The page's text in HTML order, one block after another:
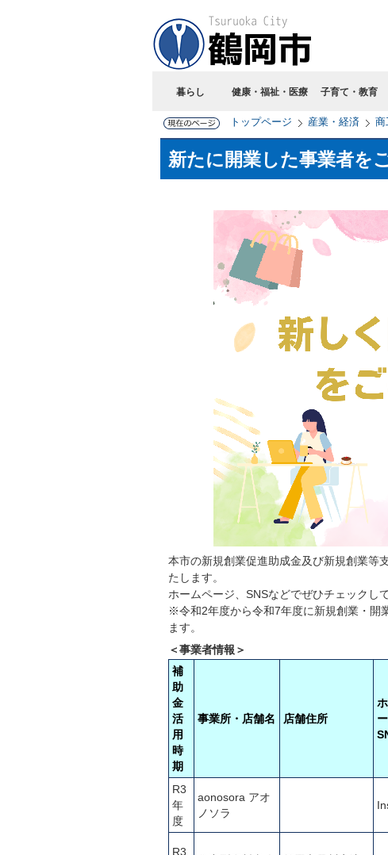
暮らし 健康・福祉・医療 子育て・教育
トップページ 産業・経済 商
新たに開業した事業者を
本市の新規創業促進助成金及び新規創業等
たします。
ホームページ、SNSなどでぜひチェックし
※令和2年度から令和7年度に新規創業・開
ます。
＜事業者情報＞
補
助
金
活
用
時
期
事業所・店舗名 店舗住所
R3
年
度
aonosora アオ
ノソラ
R3